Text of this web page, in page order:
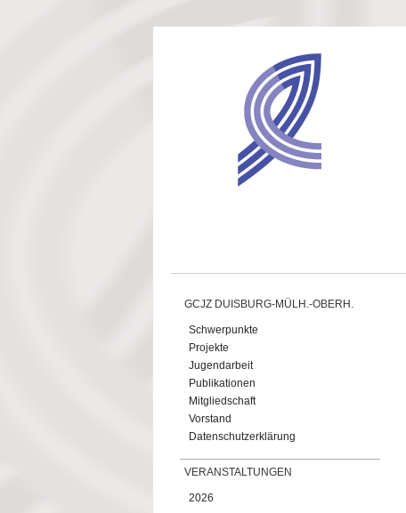
GCJZ DUISBURG-MÜLH.-OBERH.
Schwerpunkte
Projekte
Jugendarbeit
Publikationen
Mitgliedschaft
Vorstand
Datenschutzerklärung
VERANSTALTUNGEN
2026